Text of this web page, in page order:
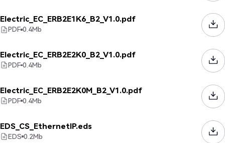
Electric_EC_ERB2E1K6_B2_V1.0.pdf
PDF 0.4Mb
Electric_EC_ERB2E2K0_B2_V1.0.pdf
PDF 0.4Mb
Electric_EC_ERB2E2K0M_B2_V1.0.pdf
PDF 0.4Mb
EDS_CS_EthernetIP.eds
EDS 0.2Mb